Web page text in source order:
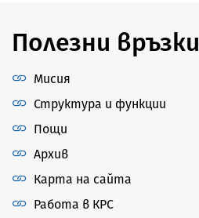
Полезни връзки
Мисия
Структура и функции
Пощи
Архив
Карта на сайта
Работа в КРС